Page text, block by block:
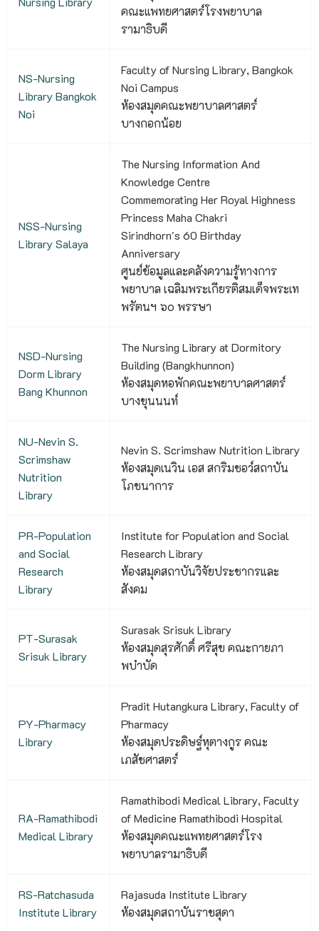
คณะแพทยศาสตร์โรงพยาบาล
รามาธิบดี
NS-Nursing
Library Bangkok
Noi
Faculty of Nursing Library, Bangkok
Noi Campus
ห้องสมุดคณะพยาบาลศาสตร์
บางกอกน้อย
NSS-Nursing
Library Salaya
The Nursing Information And
Knowledge Centre
Commemorating Her Royal Highness
Princess Maha Chakri
Sirindhorn's 60 Birthday
Anniversary
ศูนย์ข้อมูลและคลังความรู้ทางการ
พยาบาล เฉลิมพระเกียรติสมเด็จพระเท
พรัตนฯ ๖๐ พรรษา
NSD-Nursing
Dorm Library
Bang Khunnon
The Nursing Library at Dormitory
Building (Bangkhunnon)
ห้องสมุดหอพักคณะพยาบาลศาสตร์
บางขุนนนท์
NU-Nevin S.
Scrimshaw
Nutrition
Library
Nevin S. Scrimshaw Nutrition Library
ห้องสมุดเนวิน เอส สกริมชอว์สถาบัน
โภชนาการ
PR-Population
and Social
Research
Library
Institute for Population and Social
Research Library
ห้องสมุดสถาบันวิจัยประชากรและ
สังคม
PT-Surasak
Srisuk Library
Surasak Srisuk Library
ห้องสมุดสุรศักดิ์ ศรีสุข คณะกายภา
พบําบัด
PY-Pharmacy
Library
Pradit Hutangkura Library, Faculty of
Pharmacy
ห้องสมุดประดิษฐ์หุตางกูร คณะ
เภสัชศาสตร์
RA-Ramathibodi
Medical Library
Ramathibodi Medical Library, Faculty
of Medicine Ramathibodi Hospital
ห้องสมุดคณะแพทยศาสตร์โรง
พยาบาลรามาธิบดี
RS-Ratchasuda
Institute Library
Rajasuda Institute Library
ห้องสมุดสถาบันราชสุดา